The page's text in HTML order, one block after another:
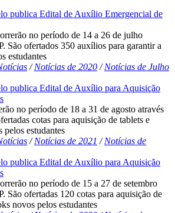
publica Edital de Auxílio Emergencial de
no período de 14 a 26 de julho
São ofertados 350 auxílios para garantir a
estudantes
/Notícias de 2020 /Notícias de Julho
publica Edital de Auxílio para Aquisição
no período de 18 a 31 de agosto através
cotas para aquisição de tablets e
pelos estudantes
/Notícias de 2021 /Notícias de
publica Edital de Auxílio para Aquisição
no período de 15 a 27 de setembro
São ofertadas 120 cotas para aquisição de
novos pelos estudantes